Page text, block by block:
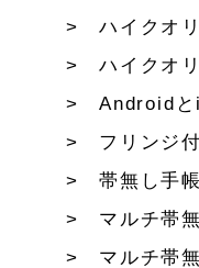
ハイクオ
ハイクオ
Androidと
フリンジ
帯無し手
マルチ帯
マルチ帯